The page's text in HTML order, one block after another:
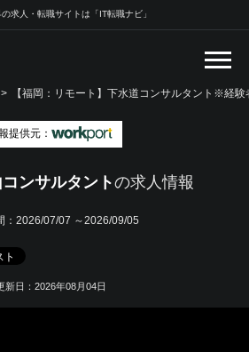
求人・転職サイトは「IT転職ナビ」
> 【福岡：リモート】下水道コンサルタント※経験
提供元：
ンサルタントの求人情報
2026/07/07 ～2026/09/05
新日：2026年08月04日